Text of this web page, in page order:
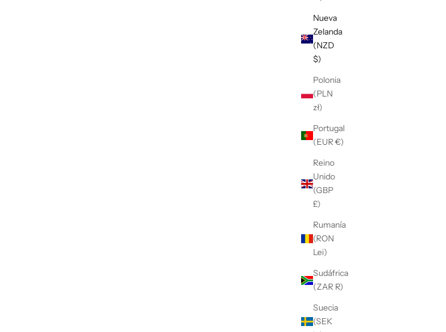
Nueva
Zelanda
(NZD
$)
Polonia
(PLN
zł)
Portugal
(EUR €)
Reino
Unido
(GBP
£)
Rumanía
(RON
Lei)
Sudáfrica
(ZAR R)
Suecia
(SEK